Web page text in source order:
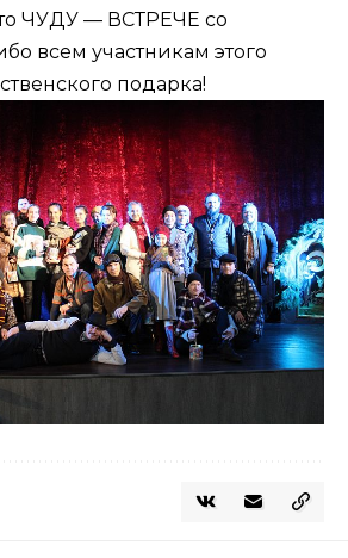
ЧУДУ — ВСТРЕЧЕ со
всем участникам этого
подарка!